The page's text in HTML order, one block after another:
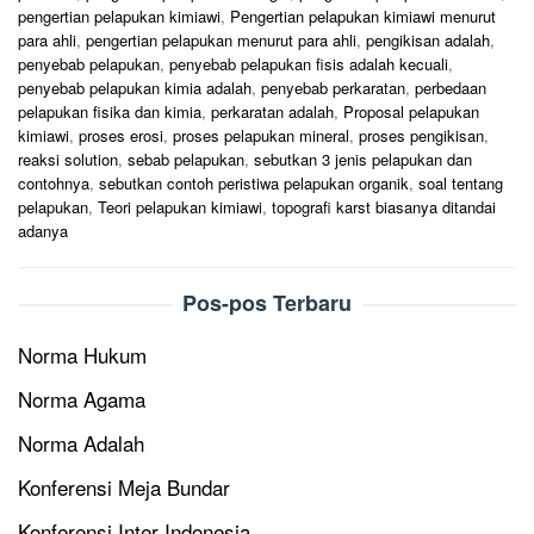
pengertian pelapukan kimiawi, Pengertian pelapukan kimiawi menurut
para ahli, pengertian pelapukan menurut para ahli, pengikisan adalah,
penyebab pelapukan, penyebab pelapukan fisis adalah kecuali,
penyebab pelapukan kimia adalah, penyebab perkaratan, perbedaan
pelapukan fisika dan kimia, perkaratan adalah, Proposal pelapukan
kimiawi, proses erosi, proses pelapukan mineral, proses pengikisan,
reaksi solution, sebab pelapukan, sebutkan 3 jenis pelapukan dan
contohnya, sebutkan contoh peristiwa pelapukan organik, soal tentang
pelapukan, Teori pelapukan kimiawi, topografi karst biasanya ditandai
adanya
Pos-pos Terbaru
Norma Hukum
Norma Agama
Norma Adalah
Konferensi Meja Bundar